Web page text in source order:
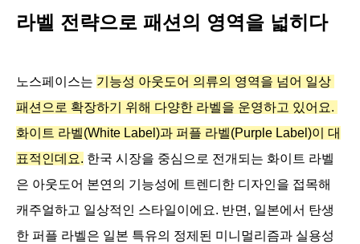
라벨 전략으로 패션의 영역을 넓히다
노스페이스는 기능성 아웃도어 의류의 영역을 넘어 일상
패션으로 확장하기 위해 다양한 라벨을 운영하고 있어요.
화이트 라벨(White Label)과 퍼플 라벨(Purple Label)이 대
표적인데요. 한국 시장을 중심으로 전개되는 화이트 라벨
은 아웃도어 본연의 기능성에 트렌디한 디자인을 접목해
캐주얼하고 일상적인 스타일이에요. 반면, 일본에서 탄생
한 퍼플 라벨은 일본 특유의 정제된 미니멀리즘과 실용성